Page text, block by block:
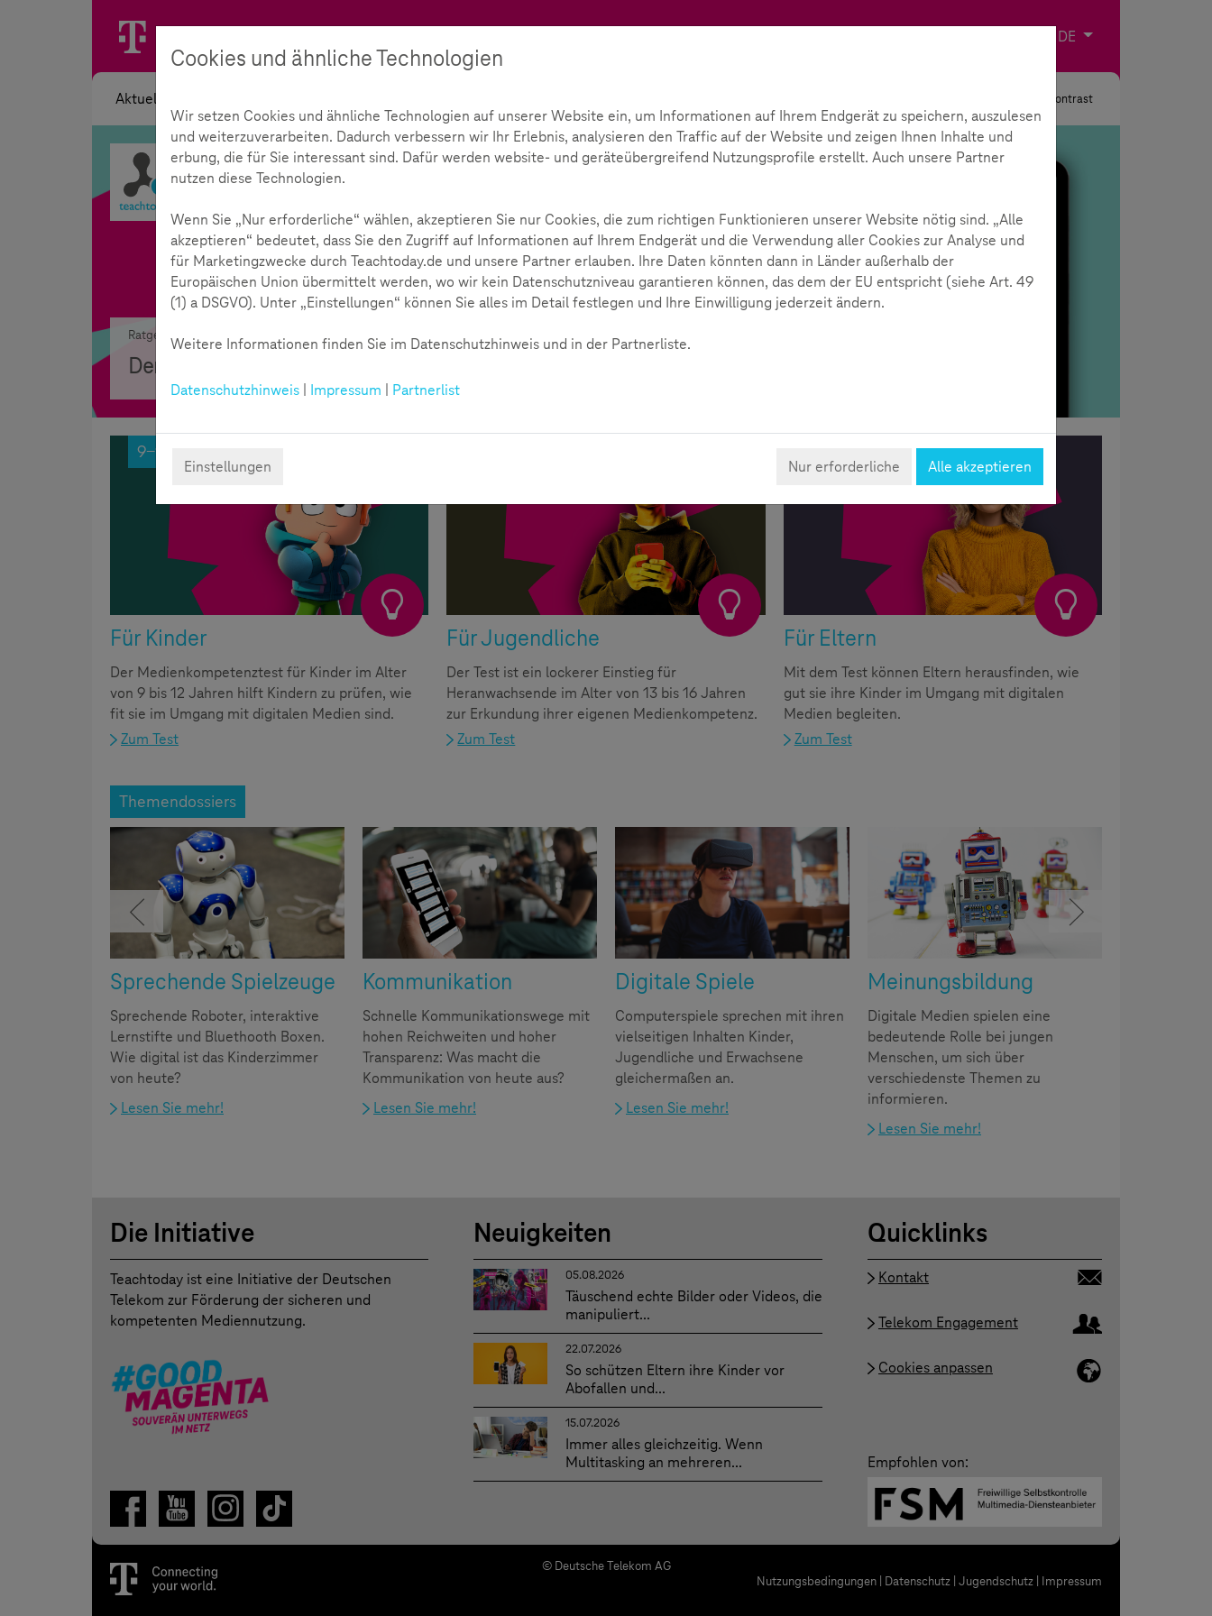
DE Sprache wählen
Aktuelles Kontrast
Ratgeber Kompetenztest
Der Kompetenztest für Alle
9-12 Jahre
Für Kinder
Der Medienkompetenztest für Kinder im Alter
von 9 bis 12 Jahren hilft Kindern zu prüfen, wie
fit sie im Umgang mit digitalen Medien sind.
Zum Test
Für Jugendliche
Der Test ist ein lockerer Einstieg für
Heranwachsende im Alter von 13 bis 16 Jahren
zur Erkundung ihrer eigenen Medienkompetenz.
Zum Test
Für Eltern
Mit dem Test können Eltern herausfinden, wie
gut sie ihre Kinder im Umgang mit digitalen
Medien begleiten.
Zum Test
Themendossiers
Sprechende Spielzeuge
Sprechende Roboter, interaktive
Lernstifte und Bluethooth Boxen.
Wie digital ist das Kinderzimmer
von heute?
Lesen Sie mehr!
Kommunikation
Schnelle Kommunikationswege mit
hohen Reichweiten und hoher
Transparenz: Was macht die
Kommunikation von heute aus?
Lesen Sie mehr!
Digitale Spiele
Computerspiele sprechen mit ihren
vielseitigen Inhalten Kinder,
Jugendliche und Erwachsene
gleichermaßen an.
Lesen Sie mehr!
Meinungsbildung
Digitale Medien spielen eine
bedeutende Rolle bei jungen
Menschen, um sich über
verschiedenste Themen zu
informieren.
Lesen Sie mehr!
Die Initiative
Teachtoday ist eine Initiative der Deutschen
Telekom zur Förderung der sicheren und
kompetenten Mediennutzung.
Neuigkeiten
05.08.2026
Täuschend echte Bilder oder Videos, die
manipuliert...
22.07.2026
So schützen Eltern ihre Kinder vor
Abofallen und...
15.07.2026
Immer alles gleichzeitig. Wenn
Multitasking an mehreren...
Quicklinks
Kontakt
Telekom Engagement
Cookies anpassen
Empfohlen von:
© Deutsche Telekom AG
Nutzungsbedingungen Datenschutz Jugendschutz Impressum
Cookies und ähnliche Technologien
Wir setzen Cookies und ähnliche Technologien auf unserer Website ein, um Informationen auf Ihrem Endgerät zu speichern, auszulesen
und weiterzuverarbeiten. Dadurch verbessern wir Ihr Erlebnis, analysieren den Traffic auf der Website und zeigen Ihnen Inhalte und
erbung, die für Sie interessant sind. Dafür werden website- und geräteübergreifend Nutzungsprofile erstellt. Auch unsere Partner
nutzen diese Technologien.
Wenn Sie „Nur erforderliche“ wählen, akzeptieren Sie nur Cookies, die zum richtigen Funktionieren unserer Website nötig sind. „Alle
akzeptieren“ bedeutet, dass Sie den Zugriff auf Informationen auf Ihrem Endgerät und die Verwendung aller Cookies zur Analyse und
für Marketingzwecke durch Teachtoday.de und unsere Partner erlauben. Ihre Daten könnten dann in Länder außerhalb der
Europäischen Union übermittelt werden, wo wir kein Datenschutzniveau garantieren können, das dem der EU entspricht (siehe Art. 49
(1) a DSGVO). Unter „Einstellungen“ können Sie alles im Detail festlegen und Ihre Einwilligung jederzeit ändern.
Weitere Informationen finden Sie im Datenschutzhinweis und in der Partnerliste.
Datenschutzhinweis Impressum Partnerlist
Einstellungen Nur erforderliche Alle akzeptieren